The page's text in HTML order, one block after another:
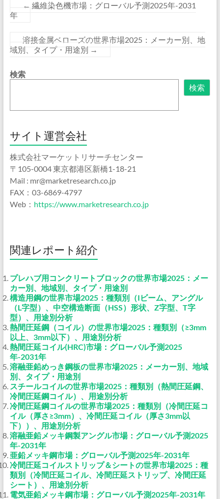
← 繊維染色機市場：グローバル予測2025年-2031
年
溶接金属ベローズの世界市場2025：メーカー別、地
域別、タイプ・用途別 →
検索
検索
サイト運営会社
株式会社マーケットリサーチセンター
〒105-0004 東京都港区新橋1-18-21
Mail : mr@marketresearch.co.jp
FAX：03-6869-4797
Web： https://www.marketresearch.co.jp
関連レポート紹介
プレハブ用コンクリートブロックの世界市場2025：メー
カー別、地域別、タイプ・用途別
構造用鋼の世界市場2025：種類別（Iビーム、アングル
（L字型）、中空構造断面（HSS）形状、Z字型、T字
型）、用途別分析
熱間圧延鋼（コイル）の世界市場2025：種類別（≥3mm
以上、3mm以下）、用途別分析
熱間圧延コイル(HRC)市場：グローバル予測2025
年-2031年
溶融亜鉛めっき鋼板の世界市場2025：メーカー別、地域
別、タイプ・用途別
スチールコイルの世界市場2025：種類別（熱間圧延鋼、
冷間圧延鋼コイル）、用途別分析
冷間圧延鋼コイルの世界市場2025：種類別（冷間圧延コ
イル（厚さ≥3mm）、冷間圧延コイル（厚さ3mm以
下））、用途別分析
溶融亜鉛メッキ鋼製アングル市場：グローバル予測2025
年-2031年
亜鉛メッキ鋼市場：グローバル予測2025年-2031年
冷間圧延コイルストリップ＆シートの世界市場2025：種
類別（冷間圧延コイル、冷間圧延ストリップ、冷間圧延
シート）、用途別分析
電気亜鉛メッキ鋼市場：グローバル予測2025年-2031年